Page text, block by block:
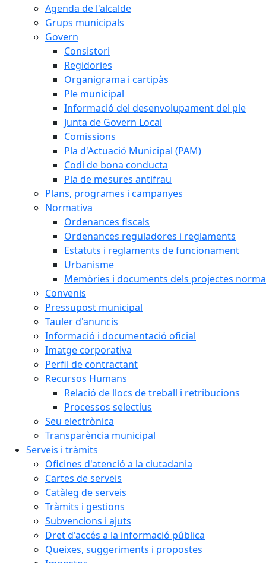
Agenda de l'alcalde
Grups municipals
Govern
Consistori
Regidories
Organigrama i cartipàs
Ple municipal
Informació del desenvolupament del ple
Junta de Govern Local
Comissions
Pla d'Actuació Municipal (PAM)
Codi de bona conducta
Pla de mesures antifrau
Plans, programes i campanyes
Normativa
Ordenances fiscals
Ordenances reguladores i reglaments
Estatuts i reglaments de funcionament
Urbanisme
Memòries i documents dels projectes
Convenis
Pressupost municipal
Tauler d'anuncis
Informació i documentació oficial
Imatge corporativa
Perfil de contractant
Recursos Humans
Relació de llocs de treball i retribucions
Processos selectius
Seu electrònica
Transparència municipal
Serveis i tràmits
Oficines d'atenció a la ciutadania
Cartes de serveis
Catàleg de serveis
Tràmits i gestions
Subvencions i ajuts
Dret d'accés a la informació pública
Queixes, suggeriments i propostes